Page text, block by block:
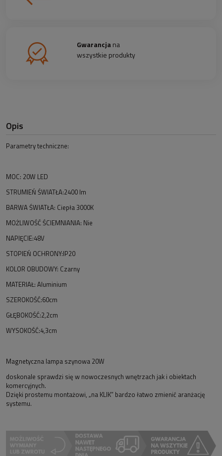
Gwarancjana
wszystkie produkty
Opis
Parametry techniczne:
MOC: 20W LED
STRUMIEŃ ŚWIATŁA:2400 lm
BARWA ŚWIATŁA: Ciepła 3000K
MOŻLIWOŚĆ ŚCIEMNIANIA: Nie
NAPIĘCIE:48V
STOPIEŃ OCHRONY:IP20
KOLOR OBUDOWY: Czarny
MATERIAŁ: Aluminium
SZEROKOŚĆ:60cm
GŁĘBOKOŚĆ:2,2cm
WYSOKOŚĆ:4,3cm
Magnetyczna lampa szynowa 20W
doskonale sprawdzi się w nowoczesnych wnętrzach jak i obiektach
komercyjnych.
Dzięki prostemu montażowi, „na KLIK” bardzo łatwo zmienić aranżację
systemu.